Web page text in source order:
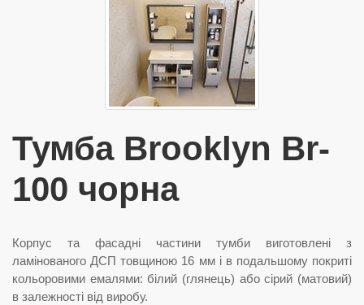
Тумба Brooklyn Br-
100 чорна
Корпус та фасадні частини тумби виготовлені з
ламінованого ДСП товщиною 16 мм і в подальшому покриті
кольоровими емалями: білий (глянець) або сірий (матовий)
в залежності від виробу.